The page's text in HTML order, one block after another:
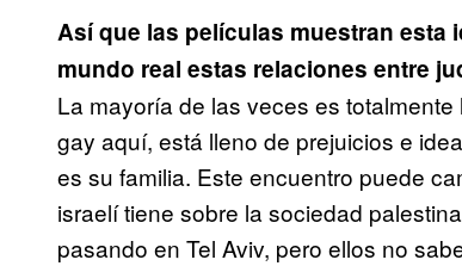
Así que las películas muestran esta
mundo real estas relaciones entre
La mayoría de las veces es
gay aquí, está lleno de prejuicios e
es su familia. Este encuentro puede
israelí tiene sobre la sociedad
pasando en Tel Aviv, pero ellos no